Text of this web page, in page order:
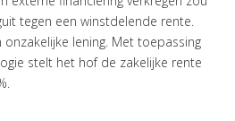
tegen een winstdelende rente.
onzakelijke lening. Met toepassing
stelt het hof de zakelijke rente